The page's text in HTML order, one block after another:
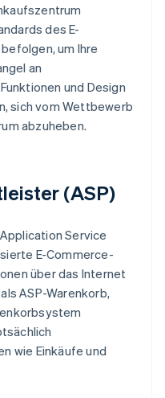
des E-
um Ihre
an
und Design
sich vom Wettbewerb
abzuheben.
(ASP)
Service
E-Commerce-
über das Internet
ASP-Warenkorb,
wie Einkäufe und